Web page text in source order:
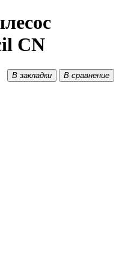
CN
В закладки В сравнение